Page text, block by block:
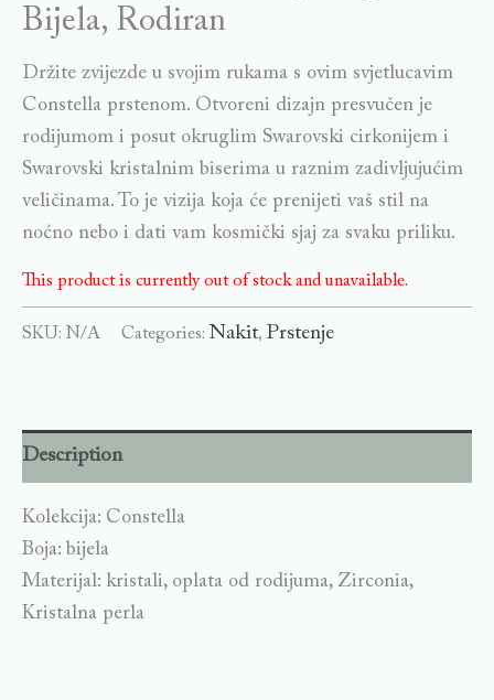
Bijela, Rodiran
Držite zvijezde u svojim rukama s ovim svjetlucavim
Constella prstenom. Otvoreni dizajn presvučen je
rodijumom i posut okruglim Swarovski cirkonijem i
Swarovski kristalnim biserima u raznim zadivljujućim
veličinama. To je vizija koja će prenijeti vaš stil na
noćno nebo i dati vam kosmički sjaj za svaku priliku.
This product is currently out of stock and unavailable.
SKU: N/A Categories: Nakit, Prstenje
Description
Kolekcija: Constella
Boja: bijela
Materijal: kristali, oplata od rodijuma, Zirconia,
Kristalna perla